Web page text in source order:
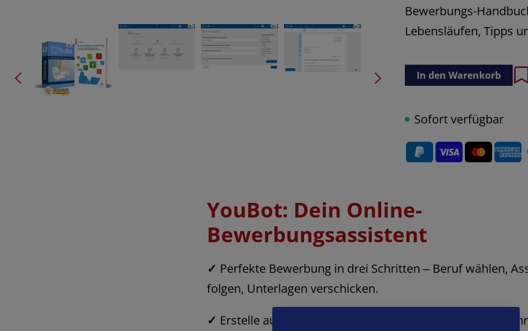
Bewerbungs-
Lebensläufen, Tipps
In den Warenkorb
Sofort verfügbar
YouBot: Dein Online-
Bewerbungsassistent
✓ Perfekte Bewerbung in drei Schritten ‒ Beruf wählen,
folgen, Unterlagen verschicken.
✓ Erstelle automatisch 5 individuelle Anschreiben für